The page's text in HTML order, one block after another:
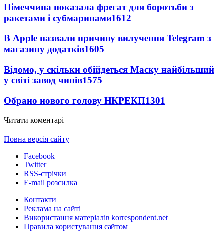
Німеччина показала фрегат для боротьби з
ракетами і субмаринами1612
В Apple назвали причину вилучення Telegram з
магазину додатків1605
Відомо, у скільки обійдеться Маску найбільший
у світі завод чипів1575
Обрано нового голову НКРЕКП1301
Читати коментарі
Повна версія сайту
Facebook
Twitter
RSS-стрічки
E-mail розсилка
Контакти
Реклама на сайті
Використання матеріалів korrespondent.net
Правила користування сайтом